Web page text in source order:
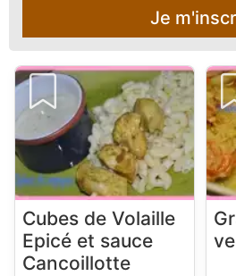
Je
Cubes de Volaille
Epicé et sauce
Cancoillotte